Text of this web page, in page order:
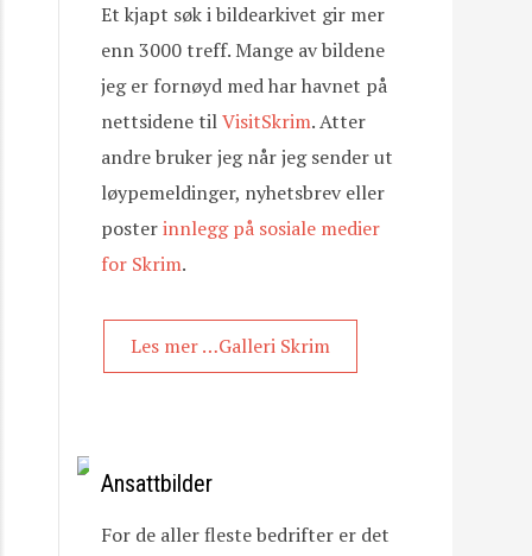
Et kjapt søk i bildearkivet gir mer
enn 3000 treff. Mange av bildene
jeg er fornøyd med har havnet på
nettsidene tilVisitSkrim. Atter
andre bruker jeg når jeg sender ut
løypemeldinger, nyhetsbrev eller
posterinnlegg på sosiale medier
for Skrim.
Les mer …Galleri Skrim
Ansattbilder
For de aller fleste bedrifter er det